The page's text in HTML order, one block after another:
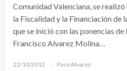
Comunidad Valenciana, se
la Fiscalidad y la Financiación de
que se inició con las ponencias
Francisco Alvarez Molina…
Publicado
22/10/2012 Paco Alvarez